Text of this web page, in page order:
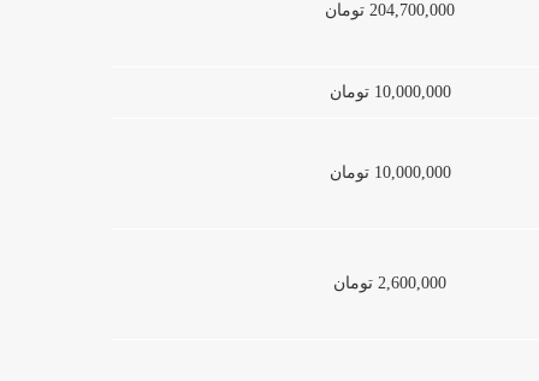
204,700,000 تومان
10,000,000 تومان
10,000,000 تومان
2,600,000 تومان